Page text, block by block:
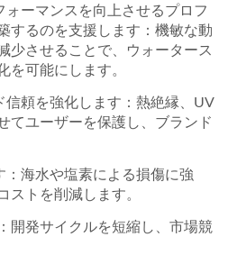
ォーマンスを向上させるプロフ
するのを支援します：機敏な動
少させることで、ウォータース
を可能にします。
信頼を強化します：熱絶縁、UV
てユーザーを保護し、ブランド
：海水や塩素による損傷に強
ストを削減します。
開発サイクルを短縮し、市場競